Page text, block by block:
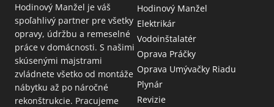
Hodinový Manžel je váš
spoľahlivý partner pre všetky
opravy, údržbu a remeselné
práce v domácnosti. S našimi
skúsenými majstrami
zvládnete všetko od montáže
nábytku až po náročné
rekonštrukcie. Pracujeme
Hodinový Manžel
Elektrikár
Vodoinštalatér
Oprava Práčky
Oprava Umývačky Riadu
Plynár
Revizie